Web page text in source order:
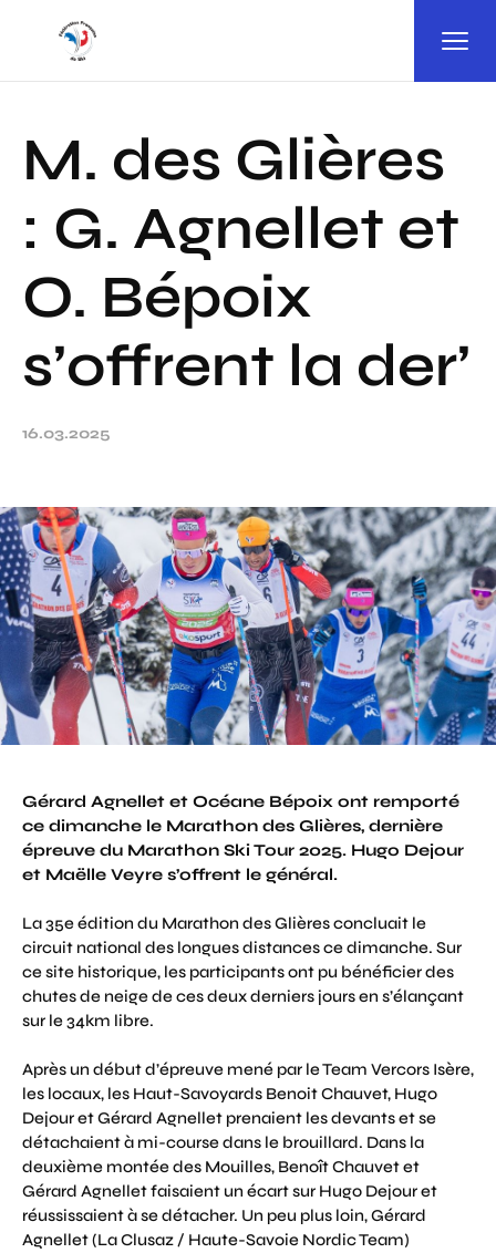
M. des Glières
: G. Agnellet et
O. Bépoix
s’offrent la der’
16.03.2025
Gérard Agnellet et Océane Bépoix ont remporté
ce dimanche le Marathon des Glières, dernière
épreuve du Marathon Ski Tour 2025. Hugo Dejour
et Maëlle Veyre s’offrent le général.
La 35e édition du Marathon des Glières concluait le
circuit national des longues distances ce dimanche. Sur
ce site historique, les participants ont pu bénéficier des
chutes de neige de ces deux derniers jours en s’élançant
sur le 34km libre.
Après un début d’épreuve mené par le Team Vercors Isère,
les locaux, les Haut-Savoyards Benoit Chauvet, Hugo
Dejour et Gérard Agnellet prenaient les devants et se
détachaient à mi-course dans le brouillard. Dans la
deuxième montée des Mouilles, Benoît Chauvet et
Gérard Agnellet faisaient un écart sur Hugo Dejour et
réussissaient à se détacher. Un peu plus loin, Gérard
Agnellet (La Clusaz / Haute-Savoie Nordic Team)